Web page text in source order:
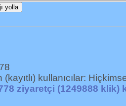
kullanıcılar:
ziyaretçi (1249888 klik)